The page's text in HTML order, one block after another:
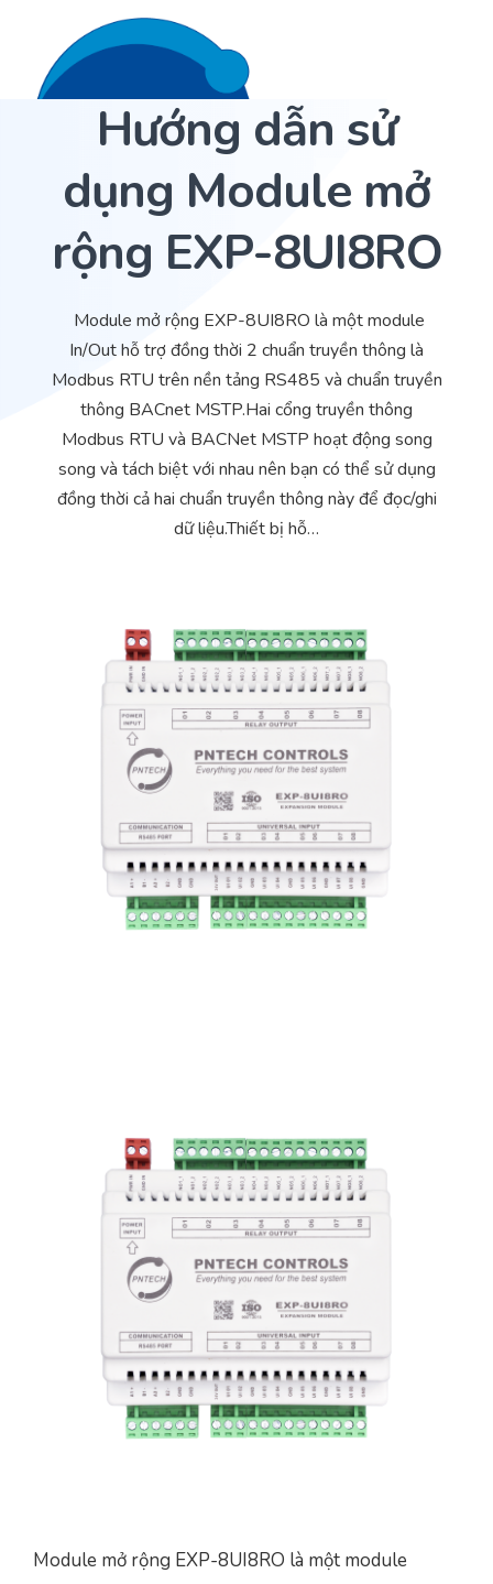
Trang Chủ
Giới thiệu
Dịch Vụ
Nhà phân phối cảm biến
Nhà sản xuất thiết bị điều khiển
Cung cấp giải pháp quản lý cho toà nhà (BMS)
Bảo trì – Bảo dưỡng hệ thống
Thi công – Lắp đặt hệ thống HVAC
Dự án
Bài viết
Yêu cầu báo giá
Liên hệ 24/7
Hướng dẫn sử
dụng Module mở
rộng EXP-8UI8RO
Module mở rộng EXP-8UI8RO là một module
In/Out hỗ trợ đồng thời 2 chuẩn truyền thông là
Modbus RTU trên nền tảng RS485 và chuẩn truyền
thông BACnet MSTP.Hai cổng truyền thông
Modbus RTU và BACNet MSTP hoạt động song
song và tách biệt với nhau nên bạn có thể sử dụng
đồng thời cả hai chuẩn truyền thông này để đọc/ghi
dữ liệu.Thiết bị hỗ…
Module mở rộng EXP-8UI8RO là một module